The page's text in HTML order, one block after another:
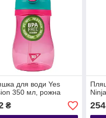
для води Yes
350 мл, рожна
₴ 254